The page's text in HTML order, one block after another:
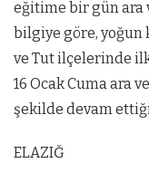
eğitime bir gün ara
bilgiye göre, yoğun
ve Tut ilçelerinde
16 Ocak Cuma ara
şekilde devam
ELAZIĞ